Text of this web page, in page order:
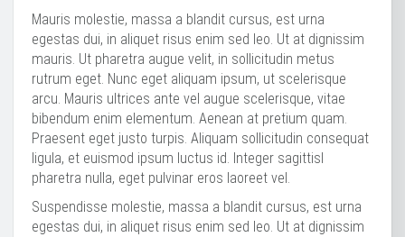
Mauris molestie, massa a blandit cursus, est urna
egestas dui, in aliquet risus enim sed leo. Ut at dignissim
mauris. Ut pharetra augue velit, in sollicitudin metus
rutrum eget. Nunc eget aliquam ipsum, ut scelerisque
arcu. Mauris ultrices ante vel augue scelerisque, vitae
bibendum enim elementum. Aenean at pretium quam.
Praesent eget justo turpis. Aliquam sollicitudin consequat
ligula, et euismod ipsum luctus id. Integer sagittisl
pharetra nulla, eget pulvinar eros laoreet vel.
Suspendisse molestie, massa a blandit cursus, est urna
egestas dui, in aliquet risus enim sed leo. Ut at dignissim